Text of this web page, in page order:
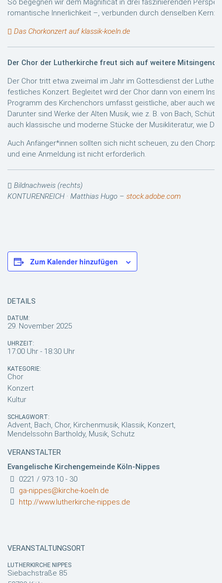
So begegnen wir dem Magnificat in drei faszinierenden
romantische Innerlichkeit –, verbunden durch denselben Kern:
Das Chorkonzert auf klassik-koeln.de
Der Chor der Lutherkirche freut sich auf weitere Mitsingende
Der Chor tritt etwa zweimal im Jahr im Gottesdienst der
festliches Konzert. Begleitet wird der Chor dann von einem
Programm des Kirchenchors umfasst geistliche, aber auch
Darunter sind Werke der Alten Musik, wie z. B. von Bach,
auch klassische und moderne Stücke der Musikliteratur, wie
Auch Anfänger*innen sollten sich nicht scheuen, zu den
und eine Anmeldung ist nicht erforderlich.
Bildnachweis (rechts)
KONTURENREICH · Matthias Hugo – stock.adobe.com
Zum Kalender hinzufügen
DETAILS
DATUM:
29. November 2025
UHRZEIT:
17:00 Uhr - 18:30 Uhr
KATEGORIE:
Chor
Konzert
Kultur
SCHLAGWORT:
Advent, Bach, Chor, Kirchenmusik, Klassik, Konzert,
Mendelssohn Bartholdy, Musik, Schutz
VERANSTALTER
Evangelische Kirchengemeinde Köln-Nippes
0221 / 973 10 - 30
ga-nippes@kirche-koeln.de
http://www.lutherkirche-nippes.de
VERANSTALTUNGSORT
LUTHERKIRCHE NIPPES
Siebachstraße 85